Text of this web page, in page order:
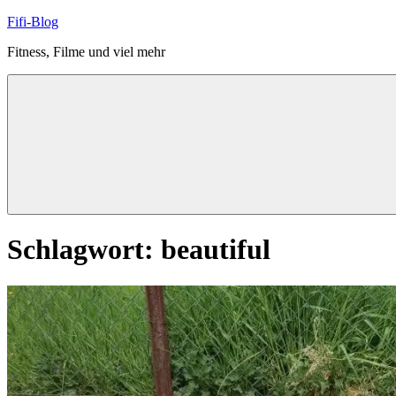
Zum
springen
Fifi-Blog
Fitness, Filme und viel mehr
Schlagwort: beautiful